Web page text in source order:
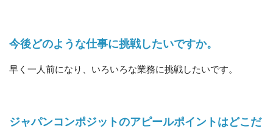
今後どのような仕事に挑戦したいですか。
早く一人前になり、いろいろな業務に挑戦したいです。
ジャパンコンポジットのアピールポイントはどこだ